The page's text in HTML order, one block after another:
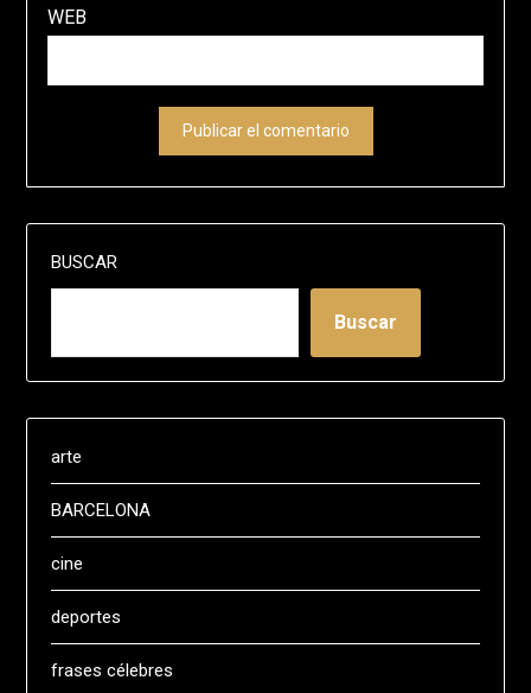
WEB
BUSCAR
Buscar
arte
BARCELONA
cine
deportes
frases célebres